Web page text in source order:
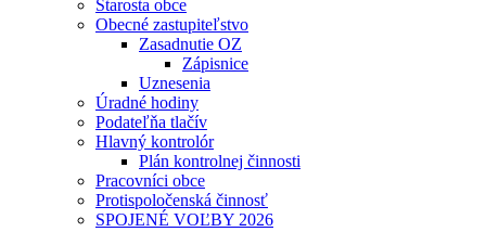
Starosta obce
Obecné zastupiteľstvo
Zasadnutie OZ
Zápisnice
Uznesenia
Úradné hodiny
Podateľňa tlačív
Hlavný kontrolór
Plán kontrolnej činnosti
Pracovníci obce
Protispoločenská činnosť
SPOJENÉ VOĽBY 2026